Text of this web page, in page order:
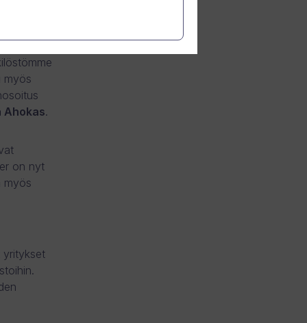
myös
Ahokas.
on nyt
myös
yritykset